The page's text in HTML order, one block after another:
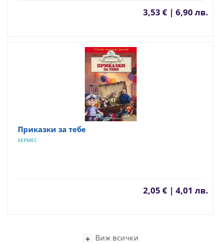
3,53 € | 6,90 лв.
Приказки за тебе
ХЕРМЕС
2,05 € | 4,01 лв.
Виж всички